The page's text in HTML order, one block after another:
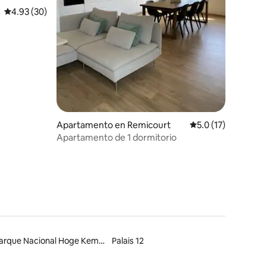
Calificación promedio: 4.93 de 5, 30 reseñas
4.93 (30)
Apartamento en Remicourt Calificación
5.0 (17)
Apartamento de 1 dormitorio
Parque Nacional Hoge Kempen Palais 12